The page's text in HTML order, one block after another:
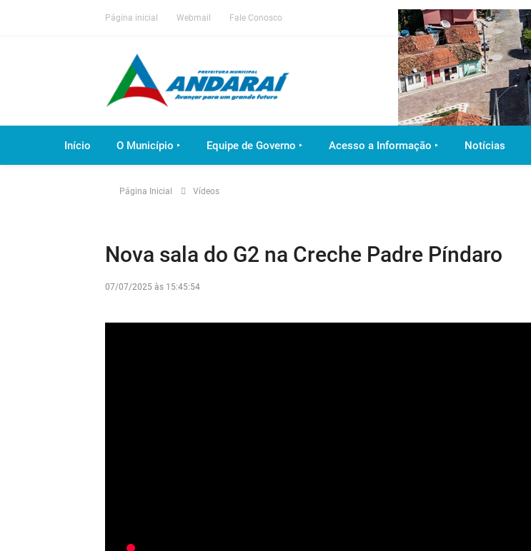
Página inicial Webmail Fale Conosco
Início O Município ‣ Equipe de Governo ‣ Acesso a Informação ‣ Notícias
Página Inicial Vídeos
Nova sala do G2 na Creche Padre Píndaro
07/07/2025 às 15:45:54